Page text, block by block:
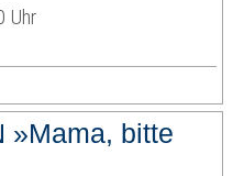
Uhr
»Mama, bitte